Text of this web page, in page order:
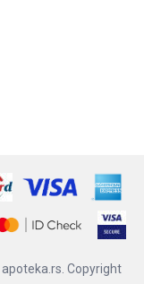
apoteka.rs. Copyright